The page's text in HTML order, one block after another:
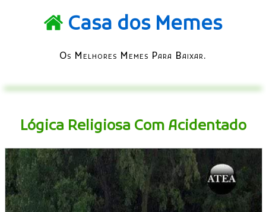
Casa dos Memes
Os Melhores Memes Para Baixar.
Lógica Religiosa Com Acidentado